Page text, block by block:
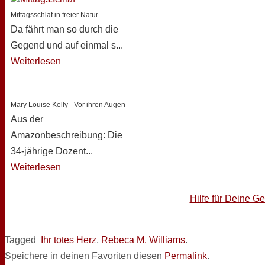
Mittagsschlaf in freier Natur
Da fährt man so durch die
Gegend und auf einmal s...
Weiterlesen
Mary Louise Kelly - Vor ihren Augen
Aus der
Amazonbeschreibung: Die
34-jährige Dozent...
Weiterlesen
Hilfe für Deine
Tagged Ihr totes Herz, Rebeca M. Williams.
Speichere in deinen Favoriten diesen Permalink.